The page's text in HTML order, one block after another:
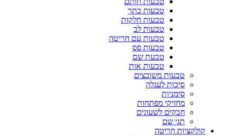
טבעות כתר
טבעות חלקות
טבעות לב
טבעות עם חריטה
טבעות פס
טבעת שם
טבעות אות
טבעות משובצים
סיכות לעגלה
סימניות
מחזיקי מפתחות
חבקים לשעונים
תגי שם
קולקציות חריטה